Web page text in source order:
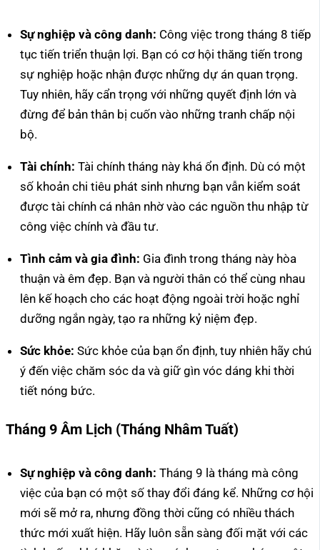
Sự nghiệp và công danh: Công việc trong tháng 8 tiếp
tục tiến triển thuận lợi. Bạn có cơ hội thăng tiến trong
sự nghiệp hoặc nhận được những dự án quan trọng.
Tuy nhiên, hãy cẩn trọng với những quyết định lớn và
đừng để bản thân bị cuốn vào những tranh chấp nội
bộ.
Tài chính: Tài chính tháng này khá ổn định. Dù có một
số khoản chi tiêu phát sinh nhưng bạn vẫn kiểm soát
được tài chính cá nhân nhờ vào các nguồn thu nhập từ
công việc chính và đầu tư.
Tình cảm và gia đình: Gia đình trong tháng này hòa
thuận và êm đẹp. Bạn và người thân có thể cùng nhau
lên kế hoạch cho các hoạt động ngoài trời hoặc nghỉ
dưỡng ngắn ngày, tạo ra những kỷ niệm đẹp.
Sức khỏe: Sức khỏe của bạn ổn định, tuy nhiên hãy chú
ý đến việc chăm sóc da và giữ gìn vóc dáng khi thời
tiết nóng bức.
Tháng 9 Âm Lịch (Tháng Nhâm Tuất)
Sự nghiệp và công danh: Tháng 9 là tháng mà công
việc của bạn có một số thay đổi đáng kể. Những cơ hội
mới sẽ mở ra, nhưng đồng thời cũng có nhiều thách
thức mới xuất hiện. Hãy luôn sẵn sàng đối mặt với các